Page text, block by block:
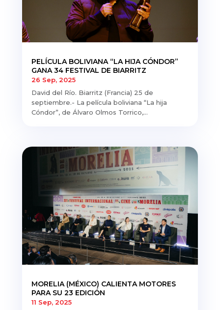
PELÍCULA BOLIVIANA “LA HIJA CÓNDOR”
GANA 34 FESTIVAL DE BIARRITZ
26 Sep, 2025
David del Río. Biarritz (Francia) 25 de
septiembre.- La película boliviana “La hija
Cóndor”, de Álvaro Olmos Torrico,...
MORELIA (MÉXICO) CALIENTA MOTORES
PARA SU 23 EDICIÓN
11 Sep, 2025